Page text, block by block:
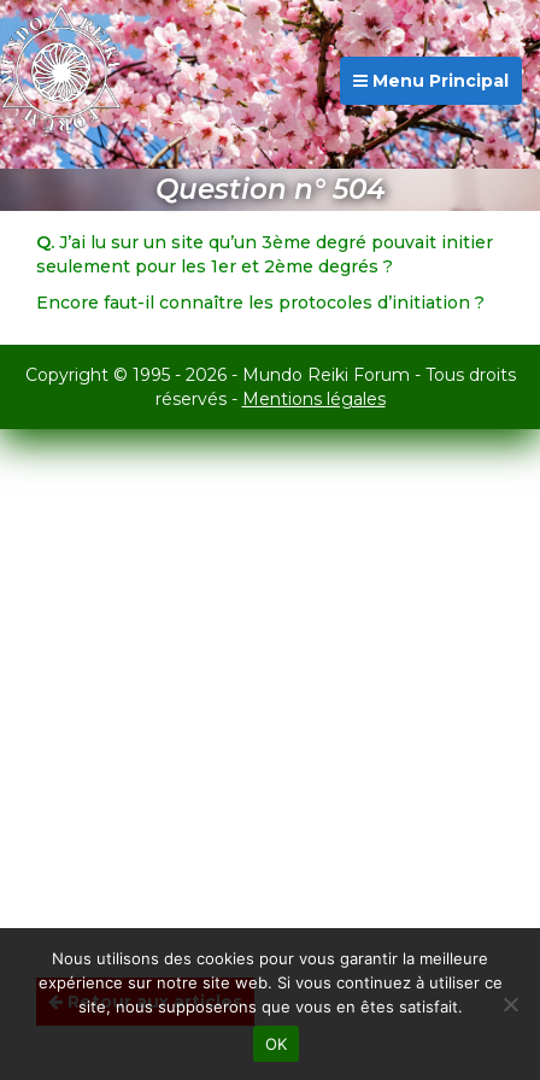
Menu Principal
Question n° 504
Retour aux articles
Q. J’ai lu sur un site qu’un 3ème degré pouvait initier
seulement pour les 1er et 2ème degrés ?
Encore faut-il connaître les protocoles d’initiation ?
Copyright © 1995 - 2026 - Mundo Reiki Forum - Tous droits
réservés - Mentions légales
Nous utilisons des cookies pour vous garantir la meilleure
expérience sur notre site web. Si vous continuez à utiliser ce
site, nous supposerons que vous en êtes satisfait.
OK